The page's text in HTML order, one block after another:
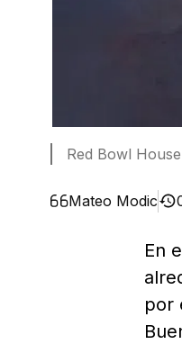
Red Bowl
Mateo Modic
En
por